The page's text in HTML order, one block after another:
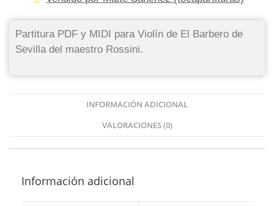
Partitura PDF y MIDI para Violín de El Barbero de
Sevilla del maestro Rossini.
INFORMACIÓN ADICIONAL
VALORACIONES (0)
Información adicional